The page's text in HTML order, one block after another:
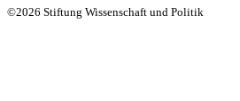
©2026 Stiftung Wissenschaft und Politik